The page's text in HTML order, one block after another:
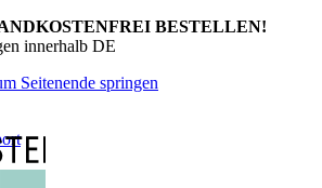
BESTELLEN!
innerhalb DE
Seitenende springen